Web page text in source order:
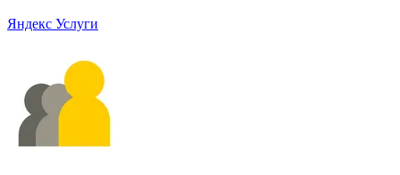
Яндекс Услуги